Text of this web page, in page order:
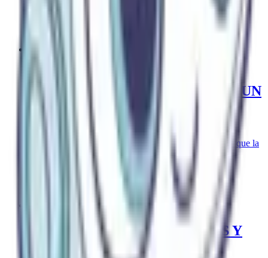
UNA BUENA CULTURA
FINANCIERA, LA LLAVE PARA UN
FUTURO TRANQUILO
rentabilidad y su fiscalidad en el rescate es lo que evita que la
jubilación se convierta en una mala sorpresa.
consejos financieros
cultura financiera
FONDO INDEXADO: ¿QUÉ ES Y
CÓMO AFRONTARLO?